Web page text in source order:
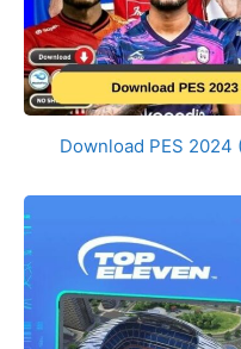
Download PES 2024